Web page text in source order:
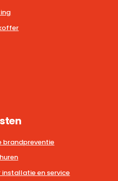
brandpreventie
installatie en service